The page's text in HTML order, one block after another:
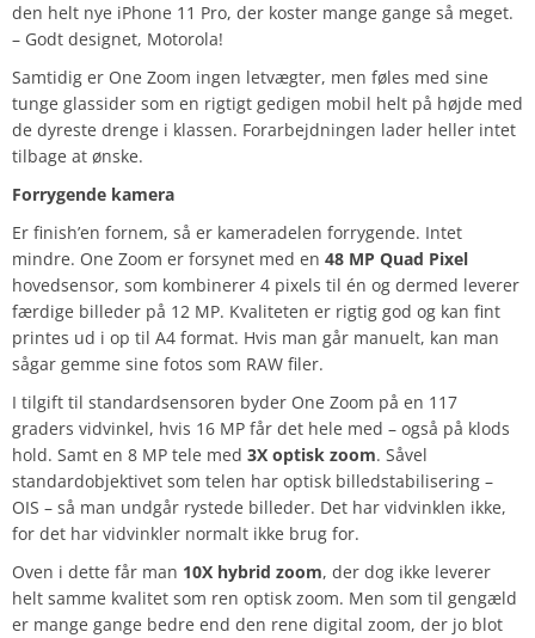
den helt nye iPhone 11 Pro, der koster mange gange så meget.
– Godt designet, Motorola!
Samtidig er One Zoom ingen letvægter, men føles med sine
tunge glassider som en rigtigt gedigen mobil helt på højde med
de dyreste drenge i klassen. Forarbejdningen lader heller intet
tilbage at ønske.
Forrygende kamera
Er finish’en fornem, så er kameradelen forrygende. Intet
mindre. One Zoom er forsynet med en 48 MP Quad Pixel
hovedsensor, som kombinerer 4 pixels til én og dermed leverer
færdige billeder på 12 MP. Kvaliteten er rigtig god og kan fint
printes ud i op til A4 format. Hvis man går manuelt, kan man
sågar gemme sine fotos som RAW filer.
I tilgift til standardsensoren byder One Zoom på en 117
graders vidvinkel, hvis 16 MP får det hele med – også på klods
hold. Samt en 8 MP tele med 3X optisk zoom. Såvel
standardobjektivet som telen har optisk billedstabilisering –
OIS – så man undgår rystede billeder. Det har vidvinklen ikke,
for det har vidvinkler normalt ikke brug for.
Oven i dette får man 10X hybrid zoom, der dog ikke leverer
helt samme kvalitet som ren optisk zoom. Men som til gengæld
er mange gange bedre end den rene digital zoom, der jo blot